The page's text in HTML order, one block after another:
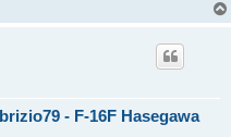
- F-16F Hasegawa